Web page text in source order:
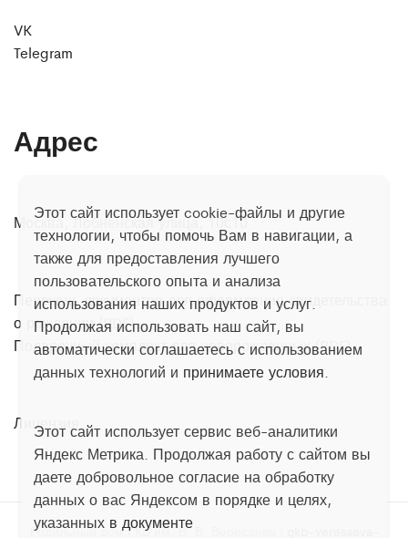
VK
Telegram
Адрес
Москва, Лобненская улица, 10с10
Перечень документов для оформления свидетельства
о рождении (PDF)
Подарочный комплект для новорожденных (PDF)
Лицензия
Родильный дом ГКБ им. В. В. Вересаева |
Этот сайт использует cookie-файлы и другие
технологии, чтобы помочь Вам в навигации, а
также для предоставления лучшего
пользовательского опыта и анализа
использования наших продуктов и услуг.
Продолжая использовать наш сайт, вы
автоматически соглашаетесь с использованием
данных технологий и принимаете условия.
Этот сайт использует сервис веб-аналитики
Яндекс Метрика. Продолжая работу с сайтом вы
даете добровольное согласие на обработку
данных о вас Яндексом в порядке и целях,
указанных в документе